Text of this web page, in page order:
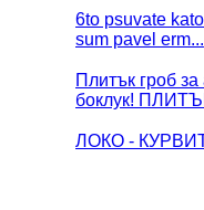
6to psuvate
sum pavel erm...
Плитък гроб за
боклук!
ЛОКО -